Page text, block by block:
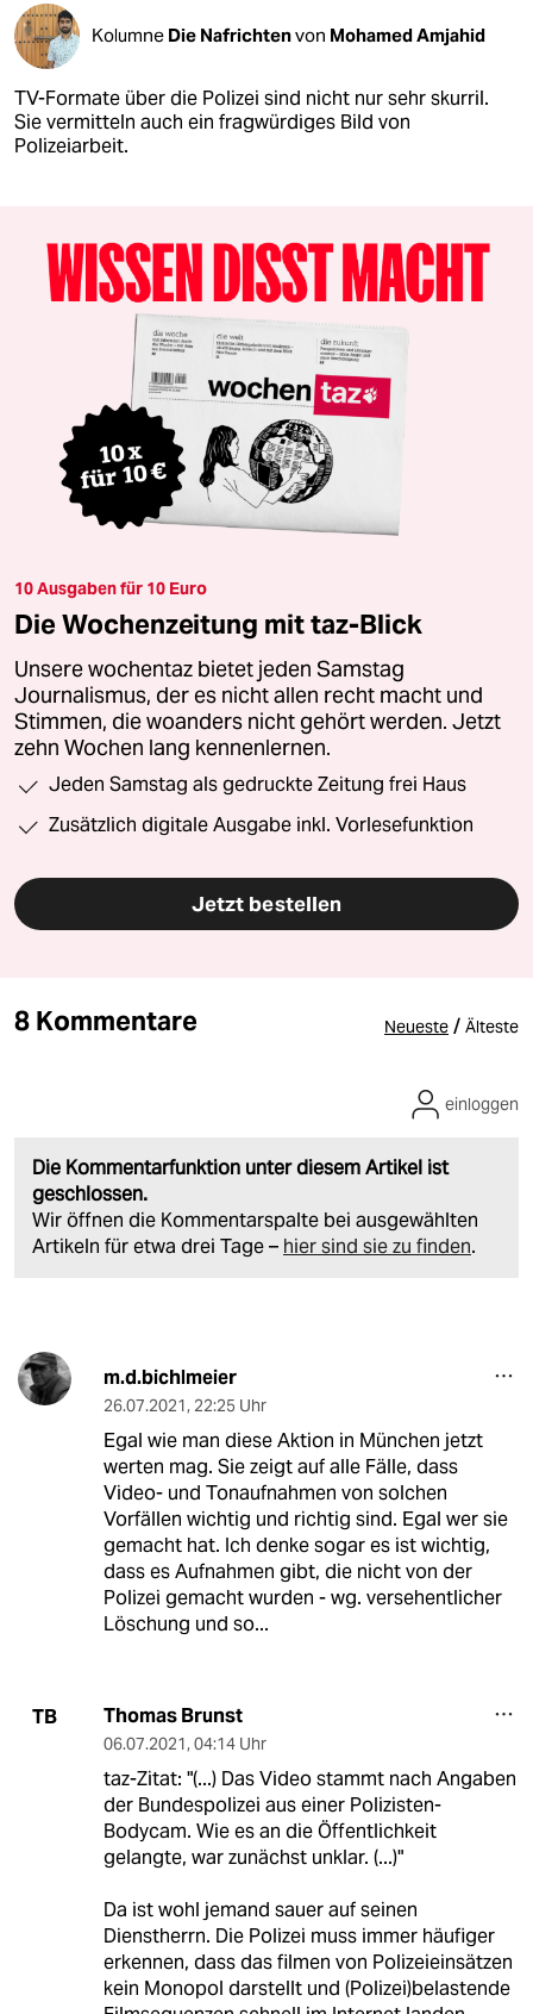
Kolumne Die Nafrichtenvon Mohamed Amjahid
TV-Formate über die Polizei sind nicht nur sehr skurril.
Sie vermitteln auch ein fragwürdiges Bild von
Polizeiarbeit.
10 Ausgaben für 10 Euro
Die Wochenzeitung mit taz-Blick
Unsere wochentaz bietet jeden Samstag
Journalismus, der es nicht allen recht macht und
Stimmen, die woanders nicht gehört werden. Jetzt
zehn Wochen lang kennenlernen.
Jeden Samstag als gedruckte Zeitung frei Haus
Zusätzlich digitale Ausgabe inkl. Vorlesefunktion
Jetzt bestellen
8 Kommentare Neueste / Älteste
Die Kommentarfunktion unter diesem Artikel ist
geschlossen.
Wir öffnen die Kommentarspalte bei ausgewählten
Artikeln für etwa drei Tage – hier sind sie zu finden.
einloggen
m.d.bichlmeier
26.07.2021, 22:25 Uhr
Egal wie man diese Aktion in München jetzt
werten mag. Sie zeigt auf alle Fälle, dass
Video- und Tonaufnahmen von solchen
Vorfällen wichtig und richtig sind. Egal wer sie
gemacht hat. Ich denke sogar es ist wichtig,
dass es Aufnahmen gibt, die nicht von der
Polizei gemacht wurden - wg. versehentlicher
Löschung und so...
TB Thomas Brunst
06.07.2021, 04:14 Uhr
taz-Zitat: "(...) Das Video stammt nach Angaben
der Bundespolizei aus einer Polizisten-
Bodycam. Wie es an die Öffentlichkeit
gelangte, war zunächst unklar. (...)"
Da ist wohl jemand sauer auf seinen
Dienstherrn. Die Polizei muss immer häufiger
erkennen, dass das filmen von Polizeieinsätzen
kein Monopol darstellt und (Polizei)belastende